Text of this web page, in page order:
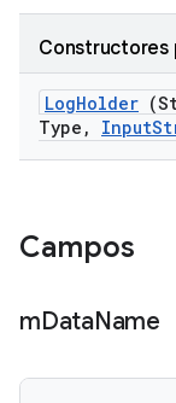
Constructores
LogHolder
Type , Input
Campos
mDataName